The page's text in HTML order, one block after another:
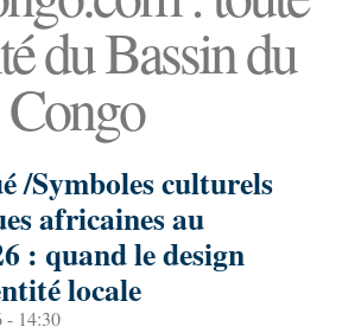
du Bassin du
Congo
/Symboles culturels
africaines au
: quand le design
locale
- 14:30